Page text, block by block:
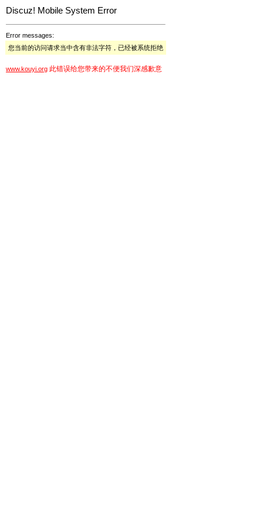
Discuz! Mobile System Error
Error messages:
您当前的访问请求当中含有非法字符，已经被系统拒绝
www.kouyi.org 此错误给您带来的不便我们深感歉意